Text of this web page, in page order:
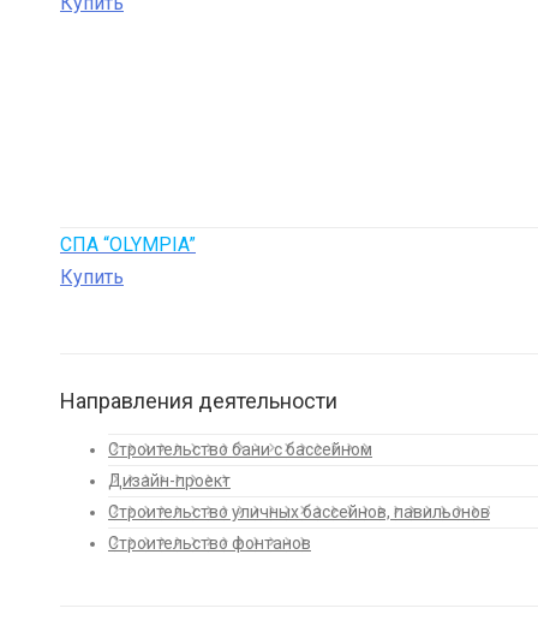
СПА “OLYMPIA”
Купить
Направления деятельности
Строительство бани с бассейном
Дизайн-проект
Строительство уличных бассейнов, павильонов
Строительство фонтанов